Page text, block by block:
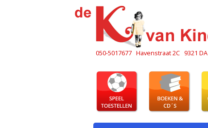
050-5017677 Havenstraat 2C 9321 DA